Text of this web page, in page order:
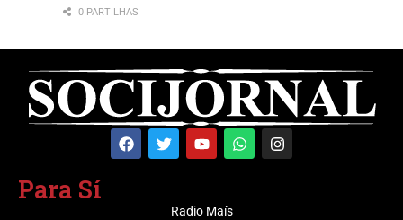
0 PARTILHAS
Para Sí
Radio Maís